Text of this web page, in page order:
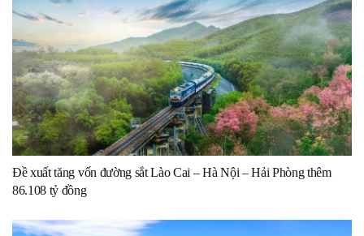
Đề xuất tăng vốn đường sắt Lào Cai – Hà Nội – Hải Phòng thêm
86.108 tỷ đồng